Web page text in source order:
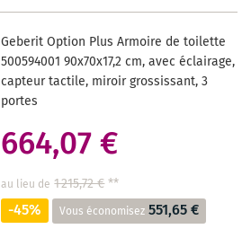
SOUHAITS
Geberit Option Plus Armoire de toilette
500594001 90x70x17,2 cm, avec éclairage,
capteur tactile, miroir grossissant, 3
portes
664,07 €
au lieu de 1 215,72 €**
-45% Vous économisez 551,65 €